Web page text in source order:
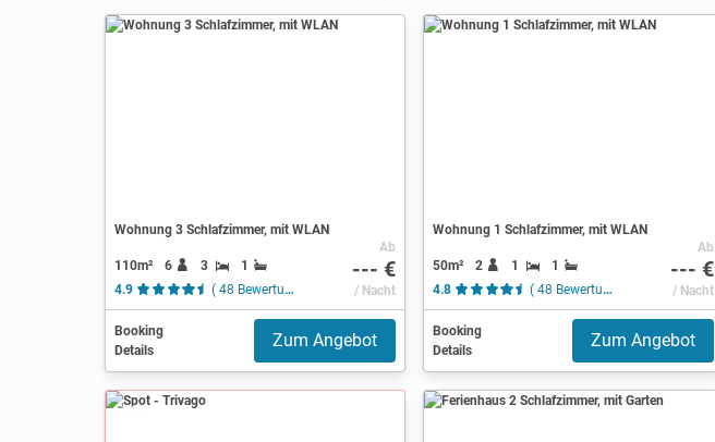
Wohnung 3 Schlafzimmer, mit WLAN
110m² 6 3
1
4.9
( 48 Bewertungen )
Ab
--- €
/ Nacht
Booking
Details
Zum Angebot
Wohnung 1 Schlafzimmer, mit WLAN
50m² 2 1
1
4.8
( 48 Bewertungen )
Ab
--- €
/ Nacht
Booking
Details
Zum Angebot
Spot